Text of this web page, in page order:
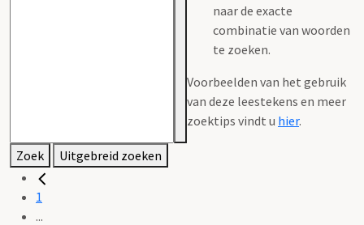
naar de exacte
combinatie van woorden
te zoeken.
Voorbeelden van het gebruik
van deze leestekens en meer
zoektips vindt u hier.
Zoek Uitgebreid zoeken
1
...